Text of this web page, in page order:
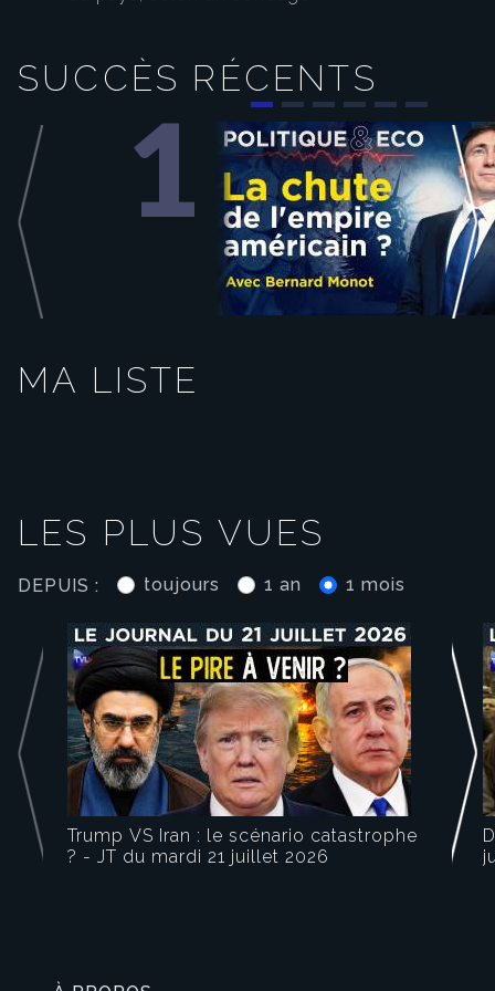
bénéficiant de la meilleure image
auprès des Français, tandis que
François Ruffin arrive en tête des
personnalités de gauche. Le Figaro
SUCCÈS RÉCENTS
1
Play
Video
MA LISTE
LES PLUS VUES
DEPUIS : toujours 1 an 1 mois
Trump VS Iran : le scénario catastrophe
? - JT du mardi 21 juillet 2026
Play
Video